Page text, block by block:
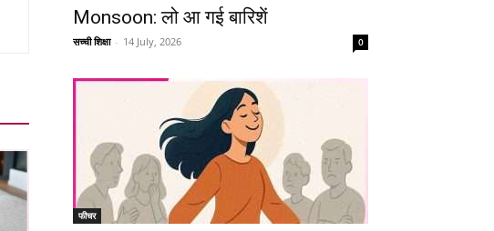
Monsoon: लो आ गई बारिशें
सच्ची शिक्षा - 14 July, 2026 0
फीचर